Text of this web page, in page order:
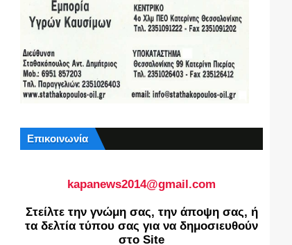
Επικοινωνία
kapanews2014@gmail.com
Στείλτε την γνώμη σας, την άποψη σας, ή
τα δελτία τύπου σας για να δημοσιευθούν
στο Site